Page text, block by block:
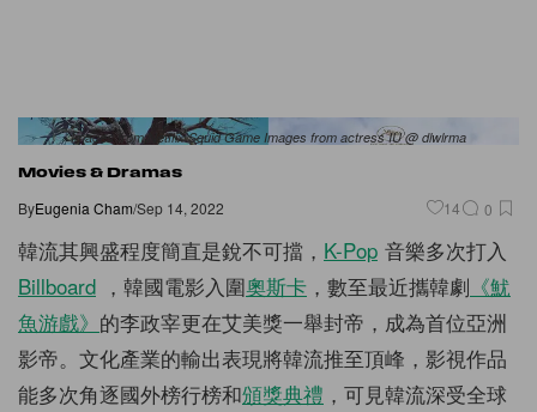
Images from Netflix Squid Game Images from actress IU @ dlwlrma
Movies & Dramas
ByEugenia Cham/Sep 14, 2022 14 0
韓流其興盛程度簡直是銳不可擋， K-Pop 音樂多次打入
Billboard ，韓國電影入圍奧斯卡 ，數至最近攜韓劇 《魷
魚游戲》 的李政宰更在艾美獎一舉封帝，成為首位亞洲
影帝。文化產業的輸出表現將韓流推至頂峰，影視作品
能多次角逐國外榜行榜和頒獎典禮 ，可見韓流深受全球